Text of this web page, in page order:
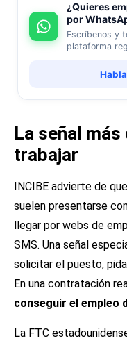
¿Quieres
por
Escríbenos y
plataforma
La señal
trabajar
INCIBE advierte de
suelen presentarse
llegar por webs de
SMS. Una señal
solicitar el puesto,
En una contratación
conseguir el empleo
La FTC